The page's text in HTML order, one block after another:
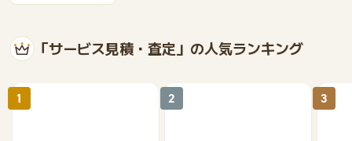
「サービス見積・査定」の人気ランキング
1 2 3